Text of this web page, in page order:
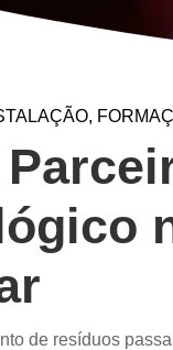
de resíduos